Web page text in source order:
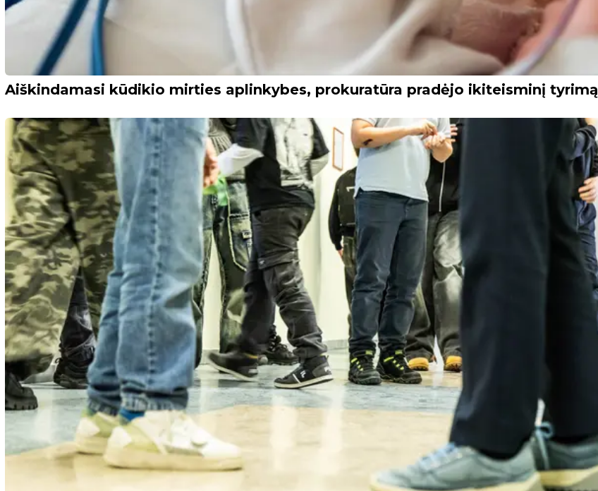
Aiškindamasi kūdikio mirties aplinkybes, prokuratūra pradėjo ikiteisminį tyrimą